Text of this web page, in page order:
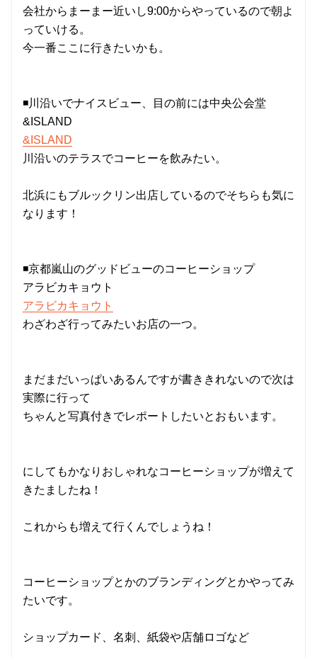
会社からまーまー近いし9:00からやっているので朝よ
っていける。
今一番ここに行きたいかも。
◾️川沿いでナイスビュー、目の前には中央公会堂
&ISLAND
&ISLAND
川沿いのテラスでコーヒーを飲みたい。
北浜にもブルックリン出店しているのでそちらも気に
なります！
◾️京都嵐山のグッドビューのコーヒーショップ
アラビカキョウト
アラビカキョウト
わざわざ行ってみたいお店の一つ。
まだまだいっぱいあるんですが書ききれないので次は
実際に行って
ちゃんと写真付きでレポートしたいとおもいます。
にしてもかなりおしゃれなコーヒーショップが増えて
きたましたね！
これからも増えて行くんでしょうね！
コーヒーショップとかのブランディングとかやってみ
たいです。
ショップカード、名刺、紙袋や店舗ロゴなど